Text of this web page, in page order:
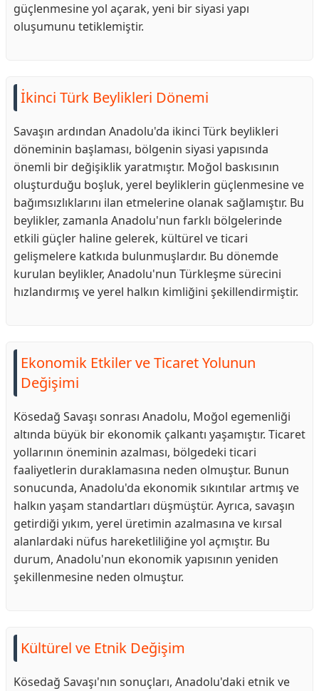
güçlenmesine yol açarak, yeni bir siyasi yapı
oluşumunu tetiklemiştir.
İkinci Türk Beylikleri Dönemi
Savaşın ardından Anadolu'da ikinci Türk beylikleri
döneminin başlaması, bölgenin siyasi yapısında
önemli bir değişiklik yaratmıştır. Moğol baskısının
oluşturduğu boşluk, yerel beyliklerin güçlenmesine ve
bağımsızlıklarını ilan etmelerine olanak sağlamıştır. Bu
beylikler, zamanla Anadolu'nun farklı bölgelerinde
etkili güçler haline gelerek, kültürel ve ticari
gelişmelere katkıda bulunmuşlardır. Bu dönemde
kurulan beylikler, Anadolu'nun Türkleşme sürecini
hızlandırmış ve yerel halkın kimliğini şekillendirmiştir.
Ekonomik Etkiler ve Ticaret Yolunun
Değişimi
Kösedağ Savaşı sonrası Anadolu, Moğol egemenliği
altında büyük bir ekonomik çalkantı yaşamıştır. Ticaret
yollarının öneminin azalması, bölgedeki ticari
faaliyetlerin duraklamasına neden olmuştur. Bunun
sonucunda, Anadolu'da ekonomik sıkıntılar artmış ve
halkın yaşam standartları düşmüştür. Ayrıca, savaşın
getirdiği yıkım, yerel üretimin azalmasına ve kırsal
alanlardaki nüfus hareketliliğine yol açmıştır. Bu
durum, Anadolu'nun ekonomik yapısının yeniden
şekillenmesine neden olmuştur.
Kültürel ve Etnik Değişim
Kösedağ Savaşı'nın sonuçları, Anadolu'daki etnik ve